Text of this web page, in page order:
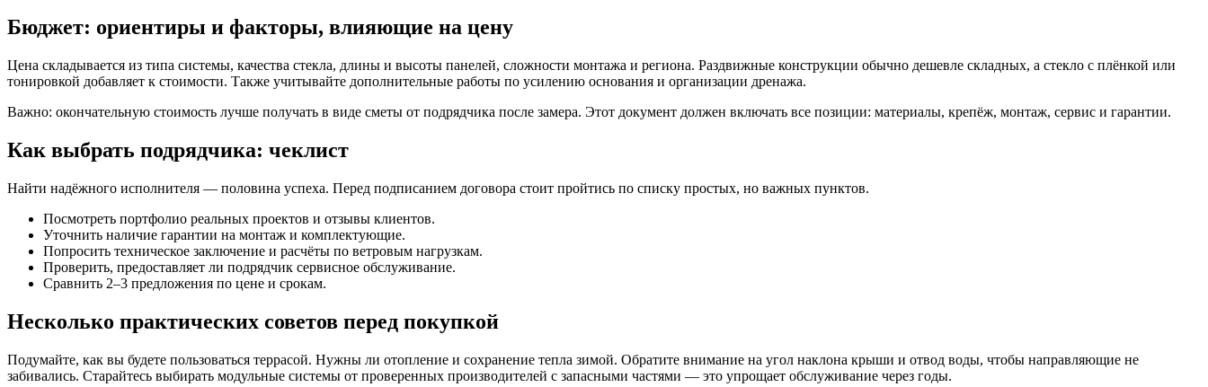
Бюджет: ориентиры и факторы, влияющие на цену
Цена складывается из типа системы, качества стекла, длины и высоты панелей, сложности монтажа и региона. Раздвижные конструкции обычно дешевле складных, а стекло с плёнкой или
тонировкой добавляет к стоимости. Также учитывайте дополнительные работы по усилению основания и организации дренажа.
Важно: окончательную стоимость лучше получать в виде сметы от подрядчика после замера. Этот документ должен включать все позиции: материалы, крепёж, монтаж, сервис и гарантии.
Как выбрать подрядчика: чеклист
Найти надёжного исполнителя — половина успеха. Перед подписанием договора стоит пройтись по списку простых, но важных пунктов.
Посмотреть портфолио реальных проектов и отзывы клиентов.
Уточнить наличие гарантии на монтаж и комплектующие.
Попросить техническое заключение и расчёты по ветровым нагрузкам.
Проверить, предоставляет ли подрядчик сервисное обслуживание.
Сравнить 2–3 предложения по цене и срокам.
Несколько практических советов перед покупкой
Подумайте, как вы будете пользоваться террасой. Нужны ли отопление и сохранение тепла зимой. Обратите внимание на угол наклона крыши и отвод воды, чтобы направляющие не
забивались. Старайтесь выбирать модульные системы от проверенных производителей с запасными частями — это упрощает обслуживание через годы.